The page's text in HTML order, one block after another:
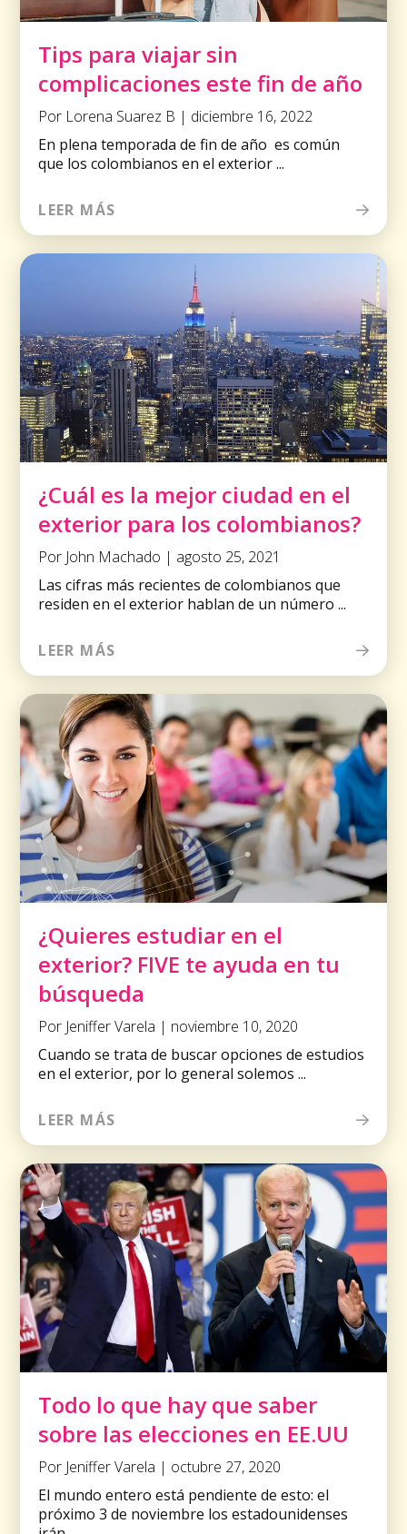
Tips para viajar sin
complicaciones este fin de año
Por Lorena Suarez B | diciembre 16, 2022
En plena temporada de fin de año es común
que los colombianos en el exterior ...
LEER MÁS
¿Cuál es la mejor ciudad en el
exterior para los colombianos?
Por John Machado | agosto 25, 2021
Las cifras más recientes de colombianos que
residen en el exterior hablan de un número ...
LEER MÁS
¿Quieres estudiar en el
exterior? FIVE te ayuda en tu
búsqueda
Por Jeniffer Varela | noviembre 10, 2020
Cuando se trata de buscar opciones de estudios
en el exterior, por lo general solemos ...
LEER MÁS
Todo lo que hay que saber
sobre las elecciones en EE.UU
Por Jeniffer Varela | octubre 27, 2020
El mundo entero está pendiente de esto: el
próximo 3 de noviembre los estadounidenses